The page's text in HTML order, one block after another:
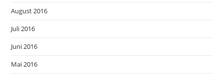
August 2016
Juli 2016
Juni 2016
Mai 2016